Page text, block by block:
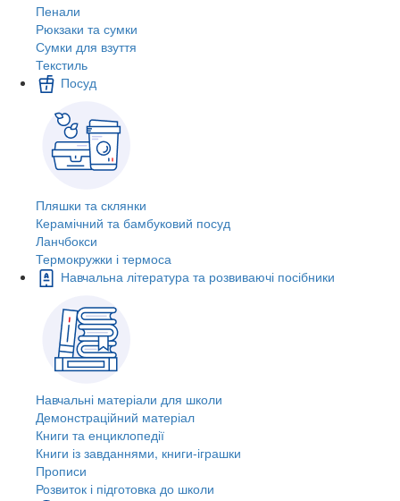
Пенали
Рюкзаки та сумки
Сумки для взуття
Текстиль
Посуд
Пляшки та склянки
Керамічний та бамбуковий посуд
Ланчбокси
Термокружки і термоса
Навчальна література та розвиваючі посібники
Навчальні матеріали для школи
Демонстраційний матеріал
Книги та енциклопедії
Книги із завданнями, книги-іграшки
Прописи
Розвиток і підготовка до школи